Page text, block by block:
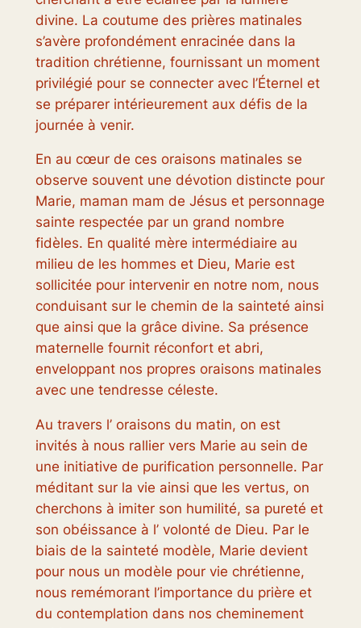
divine. La coutume des prières matinales
s’avère profondément enracinée dans la
tradition chrétienne, fournissant un moment
privilégié pour se connecter avec l’Éternel et
se préparer intérieurement aux défis de la
journée à venir.
En au cœur de ces oraisons matinales se
observe souvent une dévotion distincte pour
Marie, maman mam de Jésus et personnage
sainte respectée par un grand nombre
fidèles. En qualité mère intermédiaire au
milieu de les hommes et Dieu, Marie est
sollicitée pour intervenir en notre nom, nous
conduisant sur le chemin de la sainteté ainsi
que ainsi que la grâce divine. Sa présence
maternelle fournit réconfort et abri,
enveloppant nos propres oraisons matinales
avec une tendresse céleste.
Au travers l’ oraisons du matin, on est
invités à nous rallier vers Marie au sein de
une initiative de purification personnelle. Par
méditant sur la vie ainsi que les vertus, on
cherchons à imiter son humilité, sa pureté et
son obéissance à l’ volonté de Dieu. Par le
biais de la sainteté modèle, Marie devient
pour nous un modèle pour vie chrétienne,
nous remémorant l’importance du prière et
du contemplation dans nos cheminement